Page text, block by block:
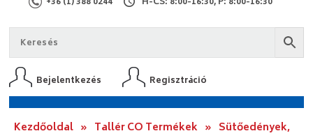
Bejelentkezés Regisztráció
Kezdőoldal » Tallér CO Termékek » Sütőedények,